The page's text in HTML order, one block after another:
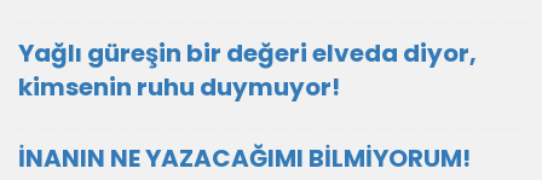
Yağlı güreşin bir değeri elveda diyor,
kimsenin ruhu duymuyor!
İNANIN NE YAZACAĞIMI BİLMİYORUM!